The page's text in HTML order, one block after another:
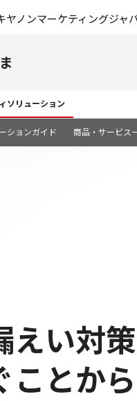
ヤノンマーケティングジャ
ソリューション
ションガイド 商品・サービス
えい対
ことから